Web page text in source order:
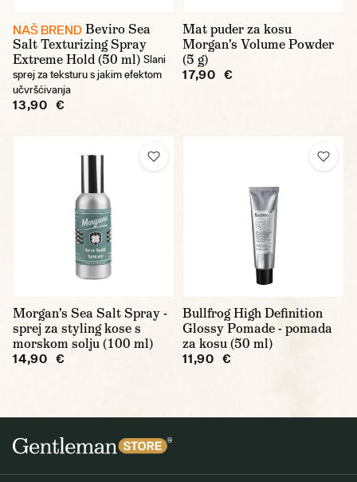
NAŠ BREND Beviro Sea
Salt Texturizing Spray
Extreme Hold (50 ml) Slani
sprej za teksturu s jakim efektom
učvršćivanja
13,90 €
Mat puder za kosu
Morgan's Volume Powder
(5 g)
17,90 €
Morgan's Sea Salt Spray -
sprej za styling kose s
morskom solju (100 ml)
14,90 €
Bullfrog High Definition
Glossy Pomade - pomada
za kosu (50 ml)
11,90 €